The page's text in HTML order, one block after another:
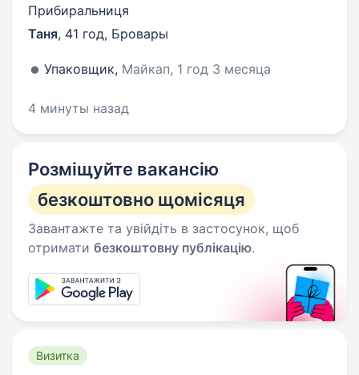
Прибиральниця
Таня, 41 год, Бровары
Упаковщик, Майкап, 1 год 3 месяца
4 минуты назад
Розміщуйте вакансію
безкоштовно щомісяця
Завантажте та увійдіть в застосунок, щоб
отримати безкоштовну публікацію.
Визитка